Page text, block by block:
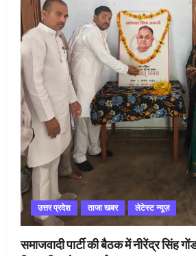
उत्तर प्रदेश ताजा खबर लेटेस्ट न्यूज़
समाजवादी पार्टी की बैठक में नीरेंद्र सिंह